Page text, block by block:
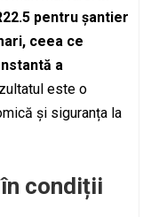
pentru șantier
ceea ce
a
este o
și siguranța la
condiții